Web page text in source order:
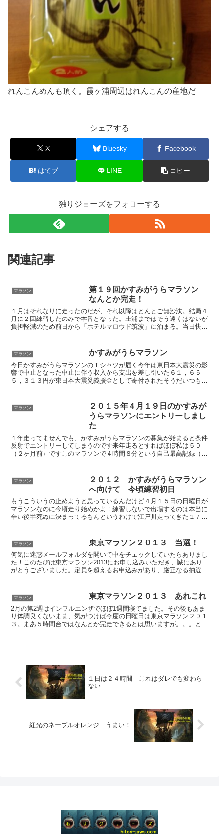
れんこんめんも頂く。霞ヶ浦周辺はれんこんの産地だ
シェアする
X Bluesky Facebook
はてブ LINE コピー
独りジョーズをフォローする
関連記事
マラソン
第１９回かすみがうらマラソン
なんとか完走！
１月はそれなりに走ったのだが、それ以降はとんとご無沙汰。結局４
月に２回練習したのみで本番となった。土浦まではそう遠くはないが
負担軽減のため前日から「ホテルマロウド筑波」に泊まる。当日快
マラソン かすみがうらマラソン
今日かすみがうらマラソンのＴシャツが届く今年は東日本大震災の影
響で中止となった中止に伴う収入から支出を差し引いた６１，６６
５，３１３円が東日本大震災義援金として寄付されたそうだいつもレ
マラソン
２０１５年４月１９日のかすみが
うらマラソンにエントリーしまし
た
１年走ってませんでも、かすみがうらマラソンの募集が始まると条件
反射でエントリーしてしまうのです来年走るとすればほぼ私は５０
（２ヶ月前）ですこのマラソンで４時間８分という自己最高記録（初
マラソン
２０１２ かすみがうらマラソン
へ向けて 今頃練習初日
もうこういうの止めようと思っているんだけど４月１５日の日曜日が
マラソンなのに今頃走り始めかよ！練習しないで出場するのは本当に
辛い後半死ぬに決まってるもんというわけで江戸川走ってきた１７キ
マラソン 東京マラソン２０１３ 当選！
何気に迷惑メールフォルダを開いて中をチェックしていたらありまし
た！このたびは東京マラソン2013にお申し込みいただき、誠にあり
がとうございました。定員を超えるお申込みがあり、厳正なる抽選を
マラソン 東京マラソン２０１３ あれこれ
2月の第2週はインフルエンザでほぼ1週間寝てました。その後もあま
り体調良くないまま、気がつけば今度の日曜日は東京マラソン２０１
３。まあ５時間台ではなんとか完走できるとは思いますが。。。と甘
１日は２４時間 これはダレでも変わら
ない
紅光のネーブルオレンジ うまい！